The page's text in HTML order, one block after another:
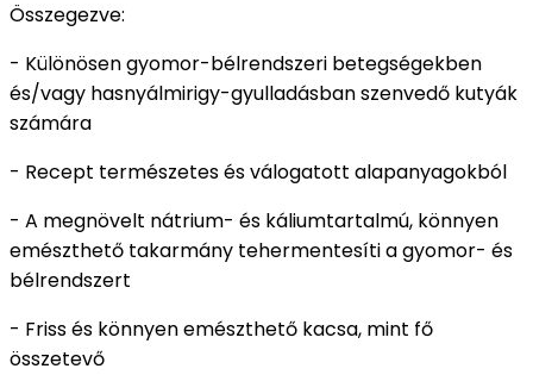
Összegezve:
- Különösen gyomor-bélrendszeri betegségekben
és/vagy hasnyálmirigy-gyulladásban szenvedő kutyák
számára
- Recept természetes és válogatott alapanyagokból
- A megnövelt nátrium- és káliumtartalmú, könnyen
emészthető takarmány tehermentesíti a gyomor- és
bélrendszert
- Friss és könnyen emészthető kacsa, mint fő
összetevő